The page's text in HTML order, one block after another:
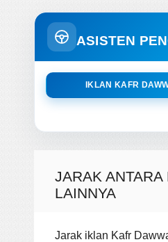
ASISTEN
IKLAN KAFR
JARAK ANTARA
LAINNYA
Jarak iklan Kafr